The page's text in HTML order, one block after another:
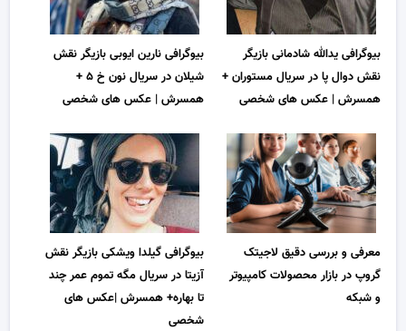
بیوگرافی یدالله شادمانی بازیگر
نقش دوال پا در سریال مستوران +
همسرش | عکس های شخصی
بیوگرافی نارین ایوبی بازیگر نقش
شیلان در سریال نون خ ۵ +
همسرش | عکس های شخصی
معرفی و بررسی دقیق لاجیتک
گروپ در بازار محصولات کامپیوتر
و شبکه
بیوگرافی گیلدا ویشکی بازیگر نقش
آزیتا در سریال مگه تموم عمر چند
تا بهاره+ همسرش |عکس های
شخصی